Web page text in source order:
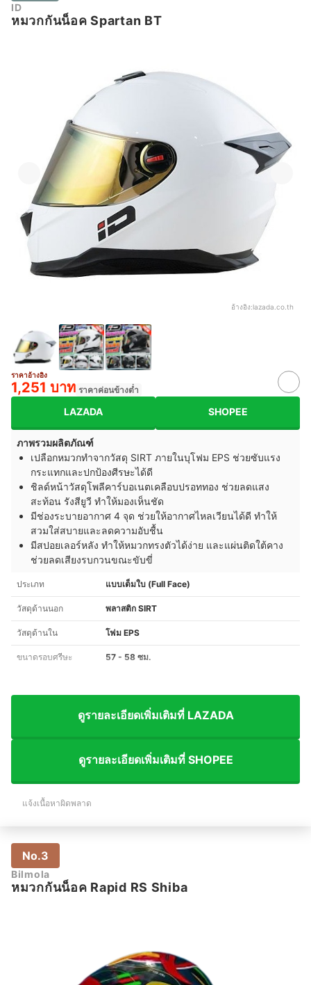
ID
หมวกกันน็อค Spartan BT
อ้างอิง:lazada.co.th
ราคาอ้างอิง
1,251 บาท ราคาค่อนข้างต่ำ
LAZADA SHOPEE
ภาพรวมผลิตภัณฑ์
เปลือกหมวกทำจากวัสดุ SIRT ภายในบุโฟม EPS ช่วยซับแรง
กระแทกและปกป้องศีรษะได้ดี
ชิลด์หน้าวัสดุโพลีคาร์บอเนตเคลือบปรอททอง ช่วยลดแสง
สะท้อน รังสียูวี ทำให้มองเห็นชัด
มีช่องระบายอากาศ 4 จุด ช่วยให้อากาศไหลเวียนได้ดี ทำให้
สวมใส่สบายและลดความอับชื้น
มีสปอยเลอร์หลัง ทำให้หมวกทรงตัวได้ง่าย และแผ่นติดใต้คาง
ช่วยลดเสียงรบกวนขณะขับขี่
ประเภท แบบเต็มใบ (Full Face)
วัสดุด้านนอก พลาสติก SIRT
วัสดุด้านใน โฟม EPS
ขนาดรอบศรีษะ 57 - 58 ซม.
ดูรายละเอียดเพิ่มเติมที่ LAZADA
ดูรายละเอียดเพิ่มเติมที่ SHOPEE
แจ้งเนื้อหาผิดพลาด
No.3
Bilmola
หมวกกันน็อค Rapid RS Shiba